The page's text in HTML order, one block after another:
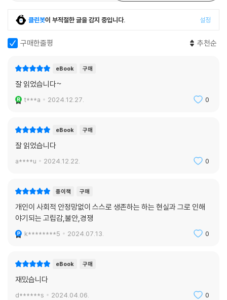
는 만큼 왜 사람들이 일하다가 죽고, 가난해서 죽고, 학대로 죽고, 고립으
노화, 질병, 돌봄, 죽음과 연결되는지 살펴봐야 한다. 우리가 경험하는 죽
다.”
보편적이고 존엄한 죽음을 상상하다
책 전반부에서 생애 말기 각자도생하고 각자도사하는 현실을 분석하고 근
았던 ‘죽음’의 키워드들을 하나씩 꺼내 죽음에 대한 당연하지 않은 질문들
일상의 평화에 도움이 되는 의례가 될 수는 없을까 제사에 관해 묻고, 생전
갈 데 없는 삶과 사후에도 갈 곳 없는 사람들인 무연고자의 죽음을 추적하
은 무엇인지, 그게 아닌 죽음은 어떻게 지워지는지 현충원의 사례를 들어
사망한 사람에 대한 무관심을 대비해 보여주기도 한다.
“정부의 방역은 ‘평등한’ 생명과 죽음을 선험적으로 전제하고 있지만, 오히
있다. 한쪽에서는 죽음에 호들갑을 떨고, 다른 쪽에서는 죽음에 침묵하는
우리의 인식을 어렵게 만들고 있다.”
클린봇이 부적절한 글을 감지 중입니다. 설정
구매한줄평 추천순
eBook 구매
잘 읽었습니다~
t***a 2024.12.27. 0
eBook 구매
잘 읽었습니다
a****u 2024.12.22. 0
종이책 구매
개인이 사회적 안정망없이 스스로 생존하는 하는 현실과 그로 인해
야기되는 고립감,불안,경쟁
k********5 2024.07.13. 0
eBook 구매
재밌습니다
d******s 2024.04.06. 0